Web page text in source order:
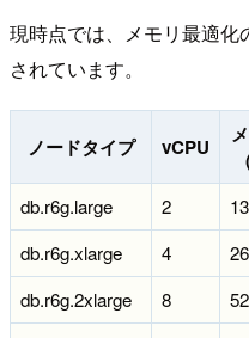
現時点では、メモリ最適化
されています。
ノードタイプ vCPU
db.r6g.large 2
db.r6g.xlarge
4
db.r6g.2xlarge
8